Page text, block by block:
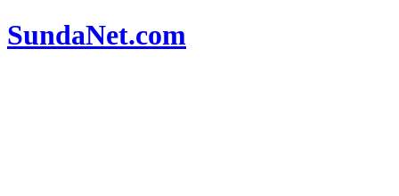
SundaNet.com